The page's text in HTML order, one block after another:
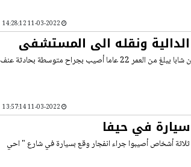
ونقله الى المستشفى
علم موقع بانيت وصحيفة بانوراما من مصادر طبية " ان شابا يبلغ من العمر 22 عاما أصيب بجراح متوسطة بحادثة عنف
أشخاص أصيبوا جراء انفجار وقع بسيارة في شارع " احي